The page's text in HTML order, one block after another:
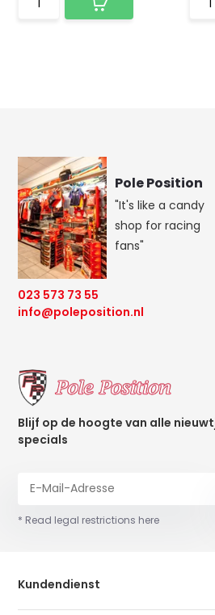
Pole Position
"It's like a candy
shop for racing
fans"
023 573 73 55
info@poleposition.nl
Blijf op de hoogte van alle
specials
* Read legal restrictions here
Kundendienst